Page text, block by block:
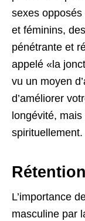
sexes
et féminins,
pénétrante et
appelé «la
vu un moyen
d’améliorer
longévité,
spirituellement.
L’importance
masculine par